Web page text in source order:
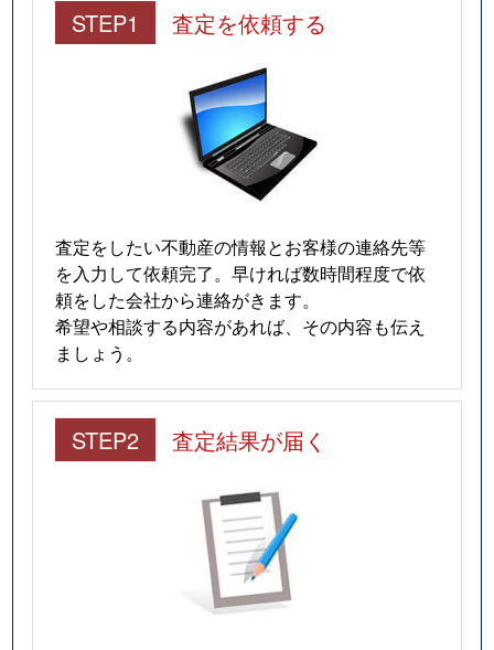
STEP1 査定を依頼する
査定をしたい不動産の情報とお客様の連絡先等
を入力して依頼完了。早ければ数時間程度で依
頼をした会社から連絡がきます。
希望や相談する内容があれば、その内容も伝え
ましょう。
STEP2 査定結果が届く